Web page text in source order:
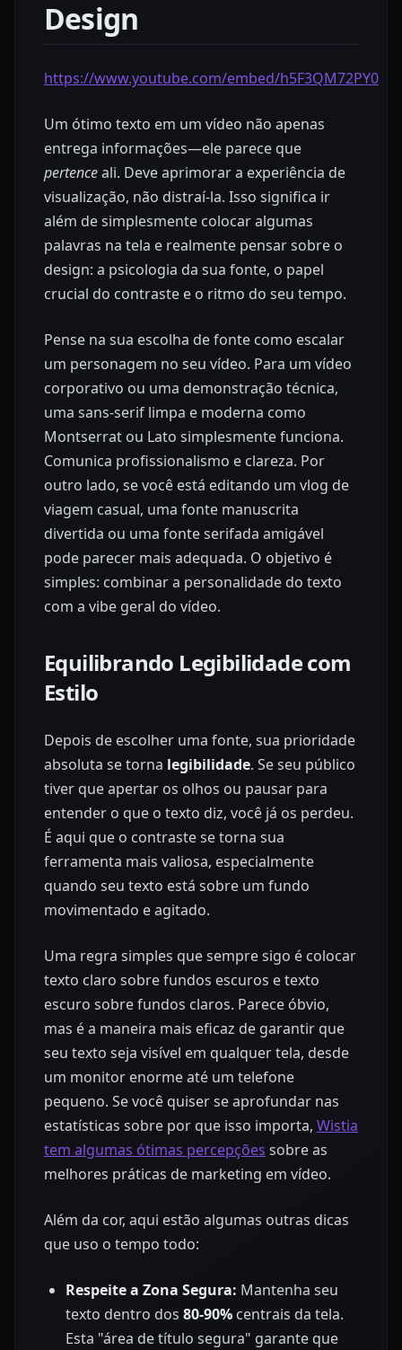
Design
https://www.youtube.com/embed/h5F3QM72PY0
Um ótimo texto em um vídeo não apenas
entrega informações—ele parece que
pertenceali. Deve aprimorar a experiência de
visualização, não distraí-la. Isso significa ir
além de simplesmente colocar algumas
palavras na tela e realmente pensar sobre o
design: a psicologia da sua fonte, o papel
crucial do contraste e o ritmo do seu tempo.
Pense na sua escolha de fonte como escalar
um personagem no seu vídeo. Para um vídeo
corporativo ou uma demonstração técnica,
uma sans-serif limpa e moderna como
Montserrat ou Lato simplesmente funciona.
Comunica profissionalismo e clareza. Por
outro lado, se você está editando um vlog de
viagem casual, uma fonte manuscrita
divertida ou uma fonte serifada amigável
pode parecer mais adequada. O objetivo é
simples: combinar a personalidade do texto
com a vibe geral do vídeo.
Equilibrando Legibilidade com
Estilo
Depois de escolher uma fonte, sua prioridade
absoluta se torna legibilidade. Se seu público
tiver que apertar os olhos ou pausar para
entender o que o texto diz, você já os perdeu.
É aqui que o contraste se torna sua
ferramenta mais valiosa, especialmente
quando seu texto está sobre um fundo
movimentado e agitado.
Uma regra simples que sempre sigo é colocar
texto claro sobre fundos escuros e texto
escuro sobre fundos claros. Parece óbvio,
mas é a maneira mais eficaz de garantir que
seu texto seja visível em qualquer tela, desde
um monitor enorme até um telefone
pequeno. Se você quiser se aprofundar nas
estatísticas sobre por que isso importa, Wistia
tem algumas ótimas percepções sobre as
melhores práticas de marketing em vídeo.
Além da cor, aqui estão algumas outras dicas
que uso o tempo todo:
Respeite a Zona Segura: Mantenha seu
texto dentro dos 80-90% centrais da tela.
Esta "área de título segura" garante que